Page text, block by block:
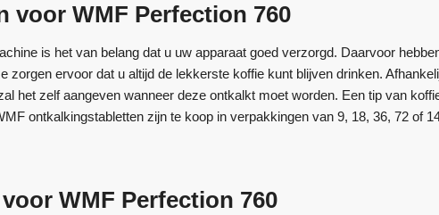
voor WMF Perfection 760
is het van belang dat u uw apparaat goed verzorgd. Daarvoor
zorgen ervoor dat u altijd de lekkerste koffie kunt blijven drinken.
het zelf aangeven wanneer deze ontkalkt moet worden. Een tip van
ontkalkingstabletten zijn te koop in verpakkingen van 9, 18, 36, 72 of
WMF Perfection 760